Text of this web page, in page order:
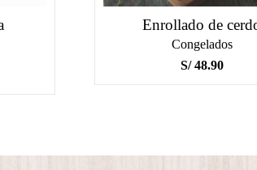
Enrollado de
Congelados
S/48.90